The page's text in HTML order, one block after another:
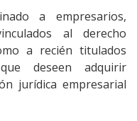
a empresarios,
al derecho
a recién titulados
deseen adquirir
jurídica empresarial